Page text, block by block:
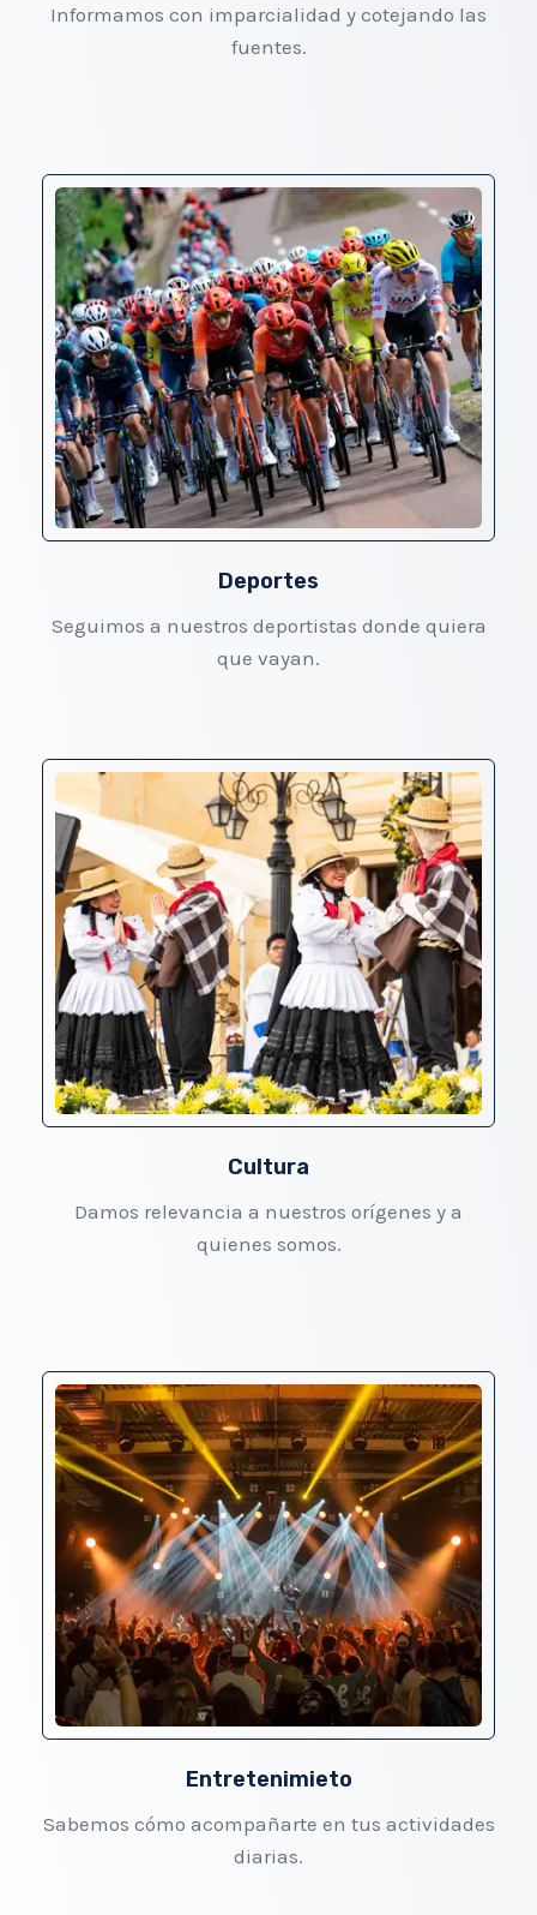
Informamos con imparcialidad y cotejando las
fuentes.
Deportes
Seguimos a nuestros deportistas donde quiera
que vayan.
Cultura​
Damos relevancia a nuestros orígenes y a
quienes somos.
Entretenimieto
Sabemos cómo acompañarte en tus actividades
diarias.